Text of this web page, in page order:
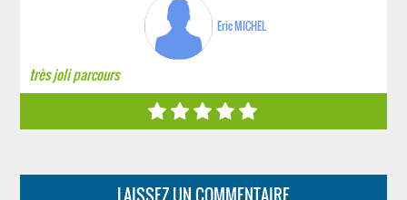
Eric MICHEL
très joli parcours